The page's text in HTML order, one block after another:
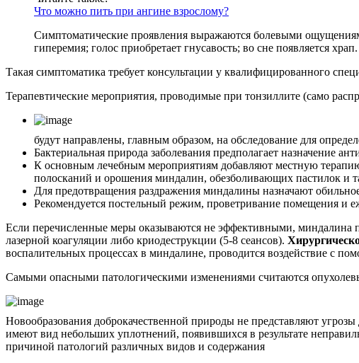
Что можно пить при ангине взрослому?
Симптоматические проявления выражаются болевыми
гиперемия; голос приобретает гнусавость; во сне появляется храп.
Такая симптоматика требует консультации у квалифицированного
Терапевтические мероприятия, проводимые при тонзиллите (само
будут направлены, главным образом, на обследование для
Бактериальная природа заболевания предполагает назначение
К основным лечебным мероприятиям добавляют местную
полосканий и орошения миндалин, обезболивающих пастилок и
Для предотвращения раздражения миндалины назначают
Рекомендуется постельный режим, проветривание помещения и
Если перечисленные меры оказываются не эффективными, миндалина
лазерной коагуляции либо криодеструкции (5-8 сеансов).
воспалительных процессах в миндалине, проводится воздействие с
Самыми опасными патологическими изменениями считаются
Новообразования доброкачественной природы не представляют
имеют вид небольших уплотнений, появившихся в результате
причиной патологий различных видов и содержания